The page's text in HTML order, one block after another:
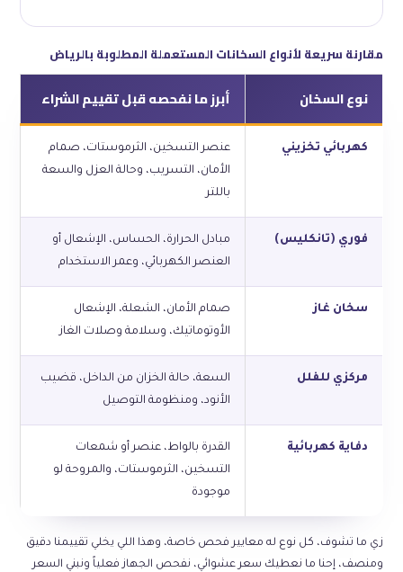
مقارنة سريعة لأنواع السخانات المستعملة المطلوبة بالرياض
نوع السخان أبرز ما نفحصه قبل تقييم الشراء
كهربائي تخزيني
عنصر التسخين، الثرموستات، صمام
الأمان، التسريب، وحالة العزل والسعة
باللتر
فوري (تانكليس)
مبادل الحرارة، الحساس، الإشعال أو
العنصر الكهربائي، وعمر الاستخدام
سخان غاز
صمام الأمان، الشعلة، الإشعال
الأوتوماتيك، وسلامة وصلات الغاز
مركزي للفلل
السعة، حالة الخزان من الداخل، قضيب
الأنود، ومنظومة التوصيل
دفاية كهربائية
القدرة بالواط، عنصر أو شمعات
التسخين، الثرموستات، والمروحة لو
موجودة
زي ما تشوف، كل نوع له معايير فحص خاصة، وهذا اللي يخلي تقييمنا دقيق
ومنصف، إحنا ما نعطيك سعر عشوائي، نفحص الجهاز فعلياً ونبني السعر